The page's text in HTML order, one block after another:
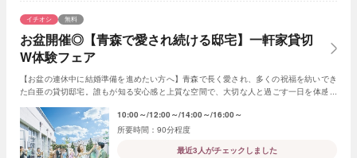
お盆開催◎【青森で愛され続ける邸宅】一軒家貸切
W体験フェア
イチオシ 無料
【お盆の連休中に結婚準備を進めたい方へ】青森で長く愛され、多くの祝福を紡いでき
た白亜の貸切邸宅。誰もが知る安心感と上質な空間で、大切な人と過ごす一日を体感し
10:00～ 12:00～ 14:00～ 16:00～
90分程度
最近3人がチェックしました